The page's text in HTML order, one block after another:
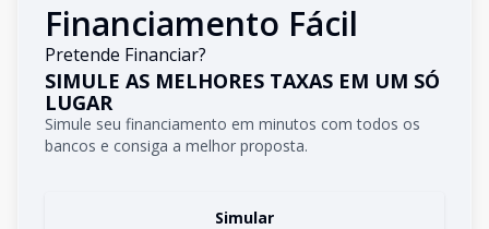
Financiamento Fácil
Pretende Financiar?
SIMULE AS MELHORES TAXAS EM UM SÓ
LUGAR
Simule seu financiamento em minutos com todos os
bancos e consiga a melhor proposta.
Simular